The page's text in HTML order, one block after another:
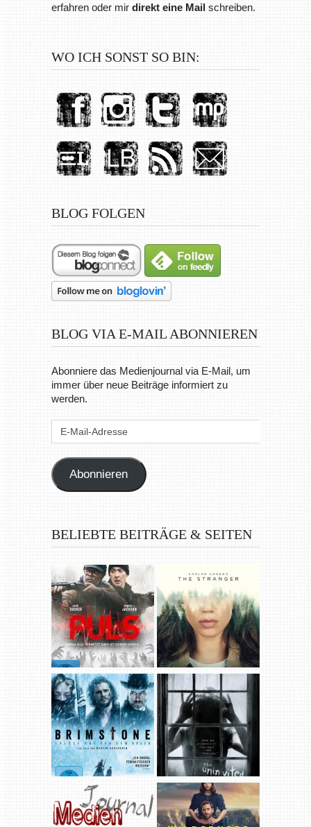
erfahren oder mir direkt eine Mailschreiben.
WO ICH SONST SO BIN:
BLOG FOLGEN
BLOG VIA E-MAIL ABONNIEREN
Abonniere das Medienjournal via E-Mail, um
immer über neue Beiträge informiert zu
werden.
Abonnieren
BELIEBTE BEITRÄGE & SEITEN